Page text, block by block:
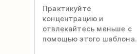
Практикуйте
концентрацию и
отвлекайтесь меньше с
помощью этого шаблона.